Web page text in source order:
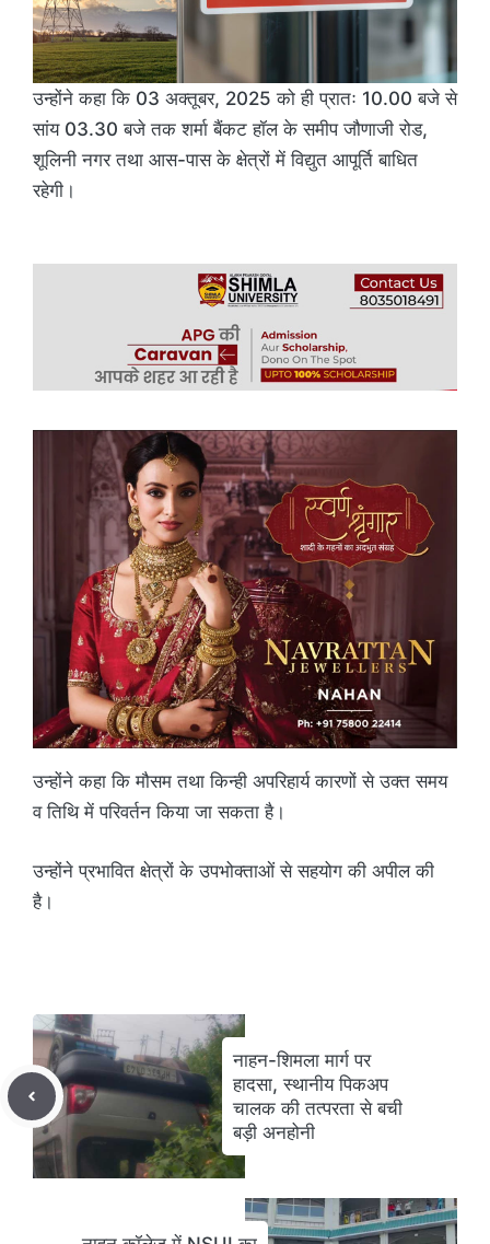
उन्होंने कहा कि 03 अक्तूबर, 2025 को ही प्रातः 10.00 बजे से
सांय 03.30 बजे तक शर्मा बैंकट हॉल के समीप जौणाजी रोड,
शूलिनी नगर तथा आस-पास के क्षेत्रों में विद्युत आपूर्ति बाधित
रहेगी।
उन्होंने कहा कि मौसम तथा किन्ही अपरिहार्य कारणों से उक्त समय
व तिथि में परिवर्तन किया जा सकता है।
उन्होंने प्रभावित क्षेत्रों के उपभोक्ताओं से सहयोग की अपील की
है।
नाहन-शिमला मार्ग पर
हादसा, स्थानीय पिकअप
चालक की तत्परता से बची
बड़ी अनहोनी